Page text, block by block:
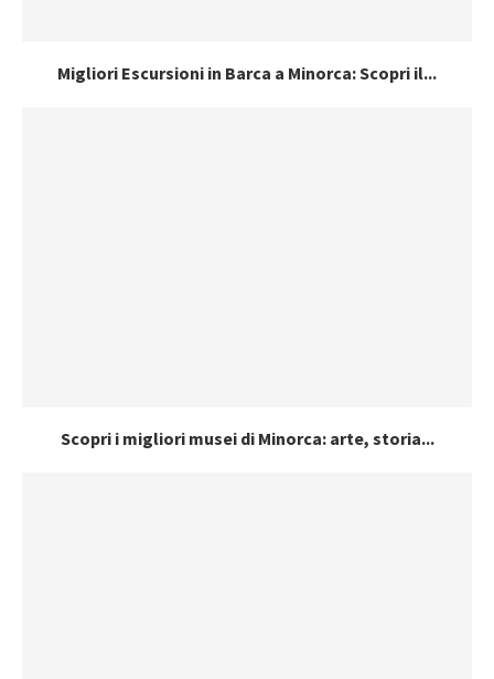
Migliori Escursioni in Barca a Minorca: Scopri il...
Scopri i migliori musei di Minorca: arte, storia...